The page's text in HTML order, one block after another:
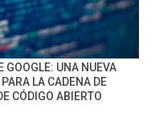
GOOGLE: UNA NUEVA
LA CADENA DE
CÓDIGO ABIERTO